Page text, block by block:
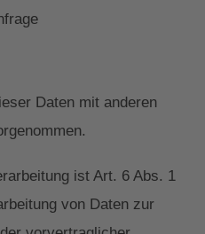
Daten mit anderen
ist Art. 6 Abs. 1
von Daten zur